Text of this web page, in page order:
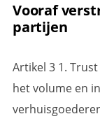
Vooraf
partijen
Artikel 3 1.
het volume en